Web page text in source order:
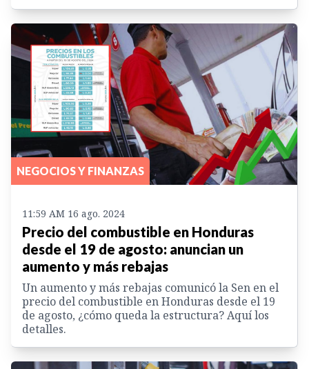
NEGOCIOS Y FINANZAS
11:59 AM 16 ago. 2024
Precio del combustible en Honduras
desde el 19 de agosto: anuncian un
aumento y más rebajas
Un aumento y más rebajas comunicó la Sen en el
precio del combustible en Honduras desde el 19
de agosto, ¿cómo queda la estructura? Aquí los
detalles.